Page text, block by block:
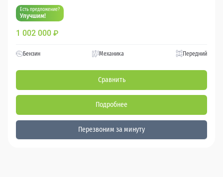
Есть предложение?
Улучшим!
1 002 000 ₽
Бензин Механика Передний
Сравнить
Подробнее
Перезвоним за минуту